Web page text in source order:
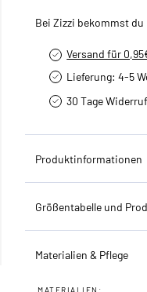
Bei Zizzi bekommst du
Versand für
Lieferung: 4-5
30 Tage
Produktinformationen
Größentabelle und
Materialien & Pflege
MATERIALIEN: